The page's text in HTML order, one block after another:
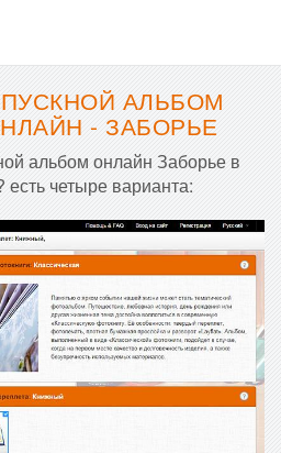
АЛЬБОМ
- ЗАБОРЬЕ
альбом онлайн Заборье в
четыре варианта: